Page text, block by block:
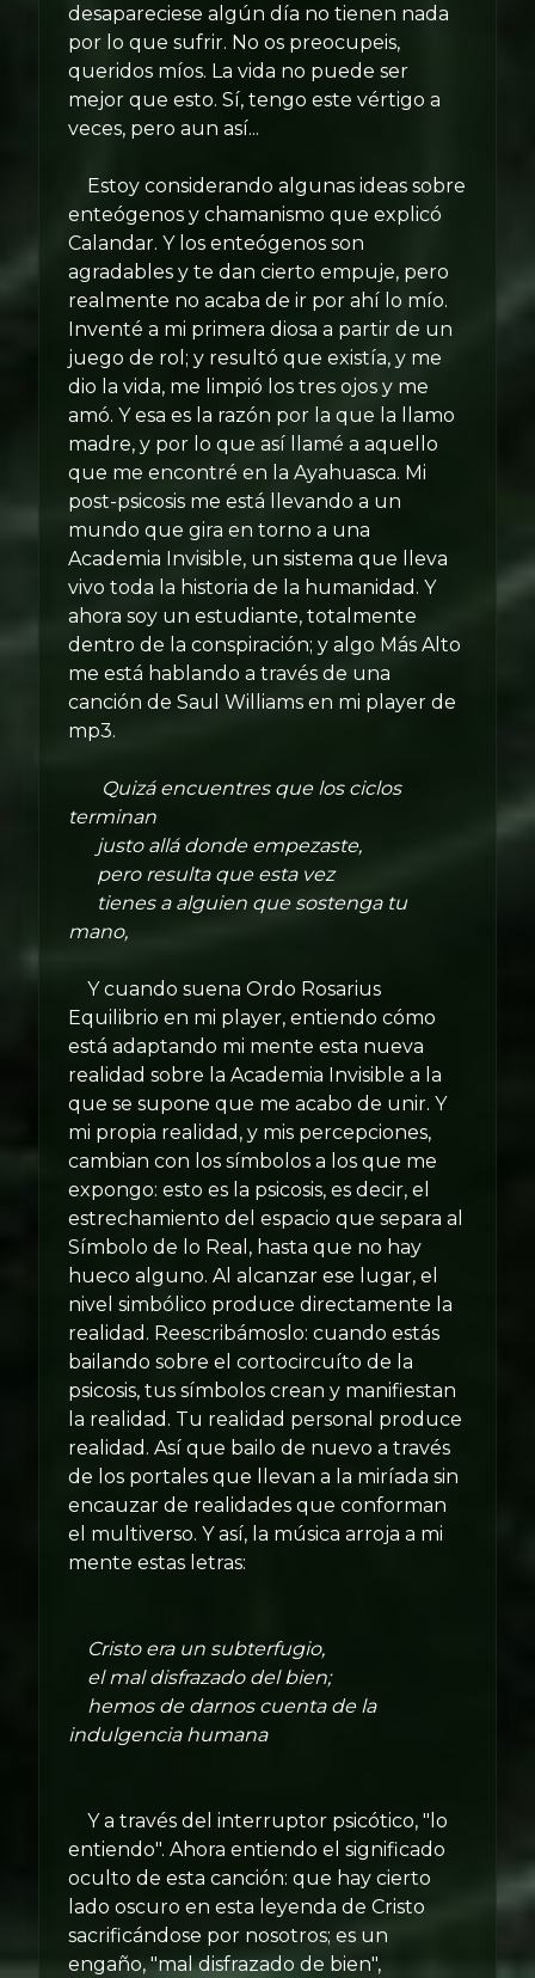
desapareciese algún día no tienen nada
por lo que sufrir. No os preocupeis,
queridos míos. La vida no puede ser
mejor que esto. Sí, tengo este vértigo a
veces, pero aun así...
Estoy considerando algunas ideas sobre
enteógenos y chamanismo que explicó
Calandar. Y los enteógenos son
agradables y te dan cierto empuje, pero
realmente no acaba de ir por ahí lo mío.
Inventé a mi primera diosa a partir de un
juego de rol; y resultó que existía, y me
dio la vida, me limpió los tres ojos y me
amó. Y esa es la razón por la que la llamo
madre, y por lo que así llamé a aquello
que me encontré en la Ayahuasca. Mi
post-psicosis me está llevando a un
mundo que gira en torno a una
Academia Invisible, un sistema que lleva
vivo toda la historia de la humanidad. Y
ahora soy un estudiante, totalmente
dentro de la conspiración; y algo Más Alto
me está hablando a través de una
canción de Saul Williams en mi player de
mp3.
Quizá encuentres que los ciclos
terminan
justo allá donde empezaste,
pero resulta que esta vez
tienes a alguien que sostenga tu
mano,
Y cuando suena Ordo Rosarius
Equilibrio en mi player, entiendo cómo
está adaptando mi mente esta nueva
realidad sobre la Academia Invisible a la
que se supone que me acabo de unir. Y
mi propia realidad, y mis percepciones,
cambian con los símbolos a los que me
expongo: esto es la psicosis, es decir, el
estrechamiento del espacio que separa al
Símbolo de lo Real, hasta que no hay
hueco alguno. Al alcanzar ese lugar, el
nivel simbólico produce directamente la
realidad. Reescribámoslo: cuando estás
bailando sobre el cortocircuíto de la
psicosis, tus símbolos crean y manifiestan
la realidad. Tu realidad personal produce
realidad. Así que bailo de nuevo a través
de los portales que llevan a la miríada sin
encauzar de realidades que conforman
el multiverso. Y así, la música arroja a mi
mente estas letras:
Cristo era un subterfugio,
el mal disfrazado del bien;
hemos de darnos cuenta de la
indulgencia humana
Y a través del interruptor psicótico, "lo
entiendo". Ahora entiendo el significado
oculto de esta canción: que hay cierto
lado oscuro en esta leyenda de Cristo
sacrificándose por nosotros; es un
engaño, "mal disfrazado de bien",